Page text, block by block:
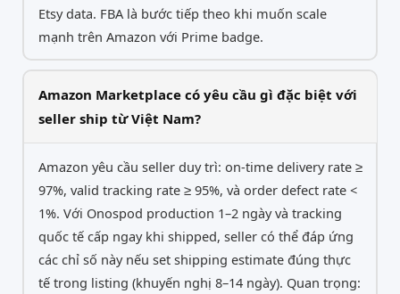
Etsy data. FBA là bước tiếp theo khi muốn scale
mạnh trên Amazon với Prime badge.
Amazon Marketplace có yêu cầu gì đặc biệt với
seller ship từ Việt Nam?
Amazon yêu cầu seller duy trì: on-time delivery rate ≥
97%, valid tracking rate ≥ 95%, và order defect rate <
1%. Với Onospod production 1–2 ngày và tracking
quốc tế cấp ngay khi shipped, seller có thể đáp ứng
các chỉ số này nếu set shipping estimate đúng thực
tế trong listing (khuyến nghị 8–14 ngày). Quan trọng: